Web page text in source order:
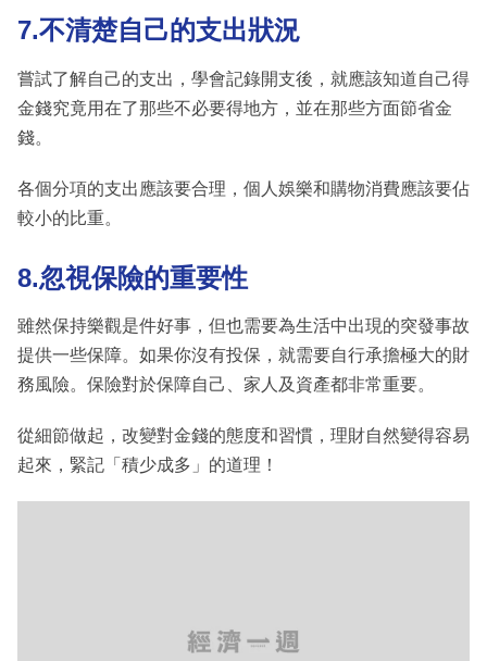
7.不清楚自己的支出狀況
嘗試了解自己的支出，學會記錄開支後，就應該知道自己得
金錢究竟用在了那些不必要得地方，並在那些方面節省金
錢。
各個分項的支出應該要合理，個人娛樂和購物消費應該要佔
較小的比重。
8.忽視保險的重要性
雖然保持樂觀是件好事，但也需要為生活中出現的突發事故
提供一些保障。如果你沒有投保，就需要自行承擔極大的財
務風險。保險對於保障自己、家人及資產都非常重要。
從細節做起，改變對金錢的態度和習慣，理財自然變得容易
起來，緊記「積少成多」的道理！